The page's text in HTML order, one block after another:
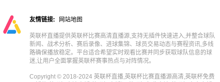
友情链接: 网站地图
英联杯直播提供英联杯比赛高清直播源,支持无插件快速进入,并整合球队
新闻、战术分析、赛后录像、进球集锦、球员交易动态与赛程资讯,多线
路确保播放稳定。平台适合希望实时观看比赛并同步获取球队信息的球
迷,让用户全面掌握英联杯赛事热点与对阵情况。
Copyright © 2018-2024 英联杯直播,英联杯比赛直播源高清,英联杯免费